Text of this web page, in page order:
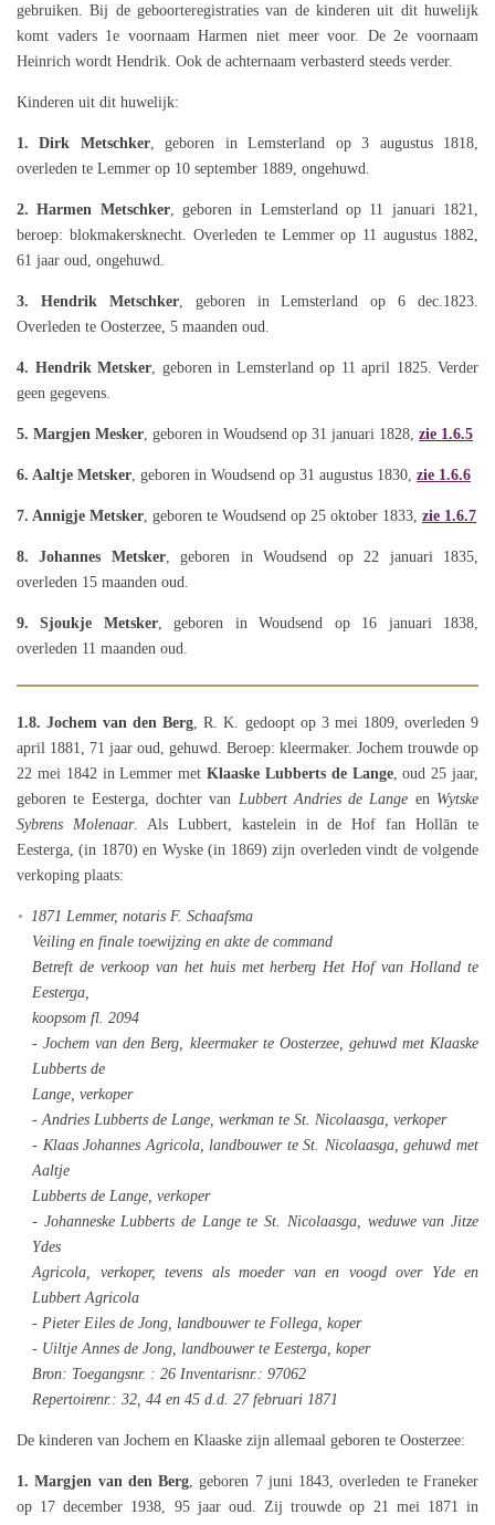
gebruiken. Bij de geboorteregistraties van de kinderen uit dit huwelijk
komt vaders 1e voornaam Harmen niet meer voor. De 2e voornaam
Heinrich wordt Hendrik. Ook de achternaam verbasterd steeds verder.
Kinderen uit dit huwelijk:
1. Dirk Metschker, geboren in Lemsterland op 3 augustus 1818,
overleden te Lemmer op 10 september 1889, ongehuwd.
2. Harmen Metschker, geboren in Lemsterland op 11 januari 1821,
beroep: blokmakersknecht. Overleden te Lemmer op 11 augustus 1882,
61 jaar oud, ongehuwd.
3. Hendrik Metschker, geboren in Lemsterland op 6 dec.1823.
Overleden te Oosterzee, 5 maanden oud.
4. Hendrik Metsker , geboren in Lemsterland op 11 april 1825. Verder
geen gegevens.
5. Margjen Mesker , geboren in Woudsend op 31 januari 1828, zie 1.6.5
6. Aaltje Metsker , geboren in Woudsend op 31 augustus 1830, zie 1.6.6
7. Annigje Metsker , geboren te Woudsend op 25 oktober 1833, zie 1.6.7
8. Johannes Metsker, geboren in Woudsend op 22 januari 1835,
overleden 15 maanden oud.
9. Sjoukje Metsker, geboren in Woudsend op 16 januari 1838,
overleden 11 maanden oud.
1.8. Jochem van den Berg , R. K. gedoopt op 3 mei 1809, overleden 9
april 1881, 71 jaar oud, gehuwd. Beroep: kleermaker. Jochem trouwde op
22 mei 1842 in Lemmer met Klaaske Lubberts de Lange, oud 25 jaar,
geboren te Eesterga, dochter van Lubbert Andries de Lange en Wytske
Sybrens Molenaar. Als Lubbert, kastelein in de Hof fan Hollān te
Eesterga, (in 1870) en Wyske (in 1869) zijn overleden vindt de volgende
verkoping plaats:
1871 Lemmer, notaris F. Schaafsma
Veiling en finale toewijzing en akte de command
Betreft de verkoop van het huis met herberg Het Hof van Holland te
Eesterga,
koopsom fl. 2094
- Jochem van den Berg, kleermaker te Oosterzee, gehuwd met Klaaske
Lubberts de
Lange, verkoper
- Andries Lubberts de Lange, werkman te St. Nicolaasga, verkoper
- Klaas Johannes Agricola, landbouwer te St. Nicolaasga, gehuwd met
Aaltje
Lubberts de Lange, verkoper
- Johanneske Lubberts de Lange te St. Nicolaasga, weduwe van Jitze
Ydes
Agricola, verkoper, tevens als moeder van en voogd over Yde en
Lubbert Agricola
- Pieter Eiles de Jong, landbouwer te Follega, koper
- Uiltje Annes de Jong, landbouwer te Eesterga, koper
Bron: Toegangsnr. : 26 Inventarisnr.: 97062
Repertoirenr.: 32, 44 en 45 d.d. 27 februari 1871
De kinderen van Jochem en Klaaske zijn allemaal geboren te Oosterzee:
1. Margjen van den Berg , geboren 7 juni 1843, overleden te Franeker
op 17 december 1938, 95 jaar oud. Zij trouwde op 21 mei 1871 in